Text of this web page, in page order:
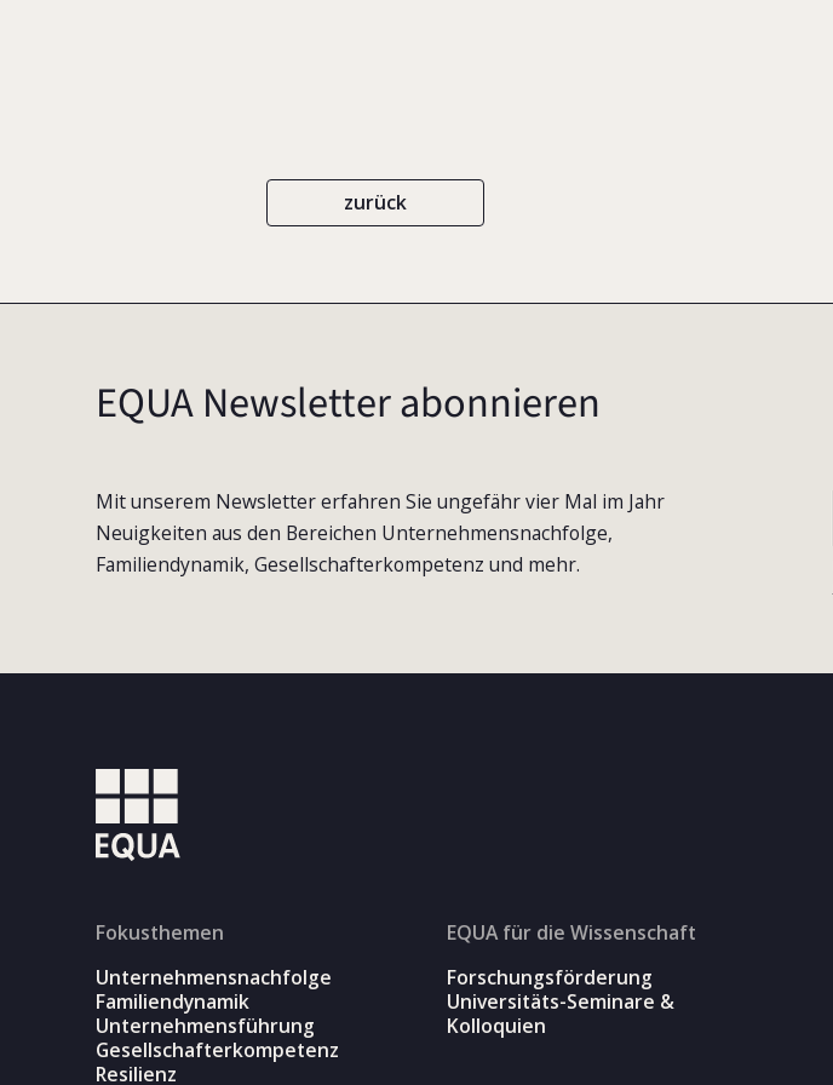
zurück
EQUA Newsletter abonnieren
Mit unserem Newsletter erfahren Sie ungefähr vier Mal im Jahr
Neuigkeiten aus den Bereichen Unternehmensnachfolge,
Familiendynamik, Gesellschafterkompetenz und mehr.
Fokusthemen
Unternehmensnachfolge
Familiendynamik
Unternehmensführung
Gesellschafterkompetenz
Resilienz
EQUA für die Wissenschaft
Forschungsförderung
Universitäts-Seminare &
Kolloquien